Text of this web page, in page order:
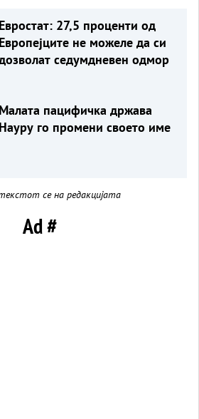
Евростат: 27,5 проценти од
Европејците не можeле да си
седумдневен одмор
Малата пацифичка држава
Науру го промени своето име
се на редакцијата
Ad #